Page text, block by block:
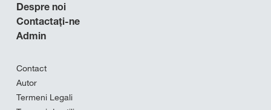
Despre noi
Contactaţi-ne
Admin
Contact
Autor
Termeni Legali